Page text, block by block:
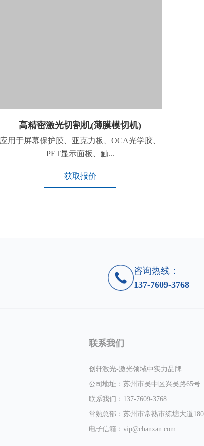
丝杆、进口激光器、大理石平台，铸铝龙门结构及铸铁底盘。
高精密激光切割机(薄膜模切机)
应用于屏幕保护膜、亚克力板、OCA光学胶、
PET显示面板、触...
获取报价
咨询热线：
137-7609-3768
联系我们
创轩激光-激光领域中实力品牌
公司地址：苏州市吴中区兴吴路65号
联系我们：137-7609-3768
常熟总部：苏州市常熟市练塘大道180号
电子信箱：vip@chanxan.com